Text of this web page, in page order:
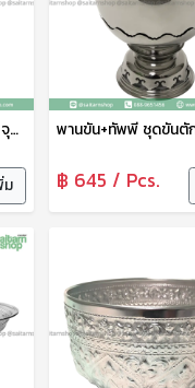
โคมเทียนไหว้พระ เวียนเทียน จุดเทียนถือดอกบัว สีเหลือง vv
ม ฿ 645 / Pcs.